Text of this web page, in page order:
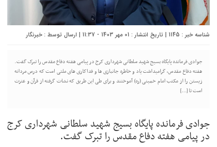
شناسه خبر : 1145 | تاریخ انتشار : 01 مهر 1403 - 11:37 | ارسال توسط : خبرنگار
جوادی فرمانده پایگاه بسیج شهید سلطانی شهرداری کرج در پیامی هفته دفاع مقدس را تبرک گفت.
هفته دفاع مقدس، گرامیداشت یاد و خاطره جانبازی ها و فداکاری های ملتی است که درس مردانه
زیستن را از مکتب امام خمینی (ره) آموختند و برای طی این طریق که نشات گرفته از قرآن و عترت
است تا […]
جوادی فرمانده پایگاه بسیج شهید سلطانی شهرداری کرج
در پیامی هفته دفاع مقدس را تبرک گفت.